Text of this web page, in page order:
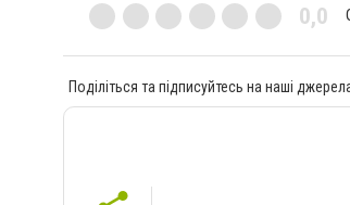
0,0
Поділіться та підписуйтесь на наші